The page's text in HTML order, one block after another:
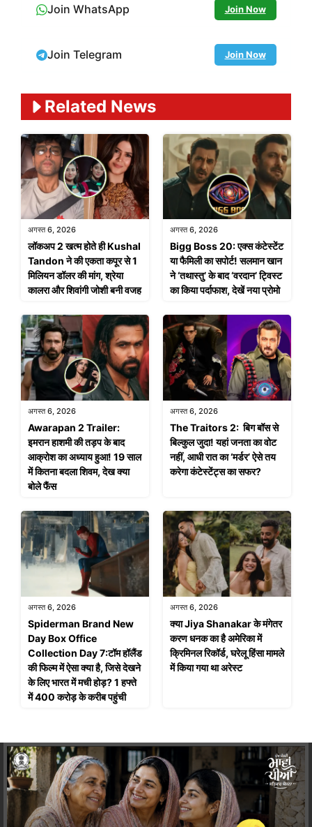
Join WhatsApp Join Now
Join Telegram Join Now
Related News
अगस्त 6, 2026
लॉकअप 2 खत्म होते ही Kushal
Tandon ने की एकता कपूर से 1
मिलियन डॉलर की मांग, श्रेया
कालरा और शिवांगी जोशी बनी वजह
अगस्त 6, 2026
Bigg Boss 20: एक्स कंटेस्टेंट
या फैमिली का सपोर्ट! सलमान खान
ने ‘तथास्तु’ के बाद ‘वरदान’ ट्विस्ट
का किया पर्दाफाश, देखें नया प्रोमो
अगस्त 6, 2026
Awarapan 2 Trailer:
इमरान हाशमी की तड़प के बाद
आक्रोश का अध्याय हुआ! 19 साल
में कितना बदला शिवम, देख क्या
बोले फैंस
अगस्त 6, 2026
The Traitors 2: बिग बॉस से
बिल्कुल जुदा! यहां जनता का वोट
नहीं, आधी रात का ‘मर्डर’ ऐसे तय
करेगा कंटेस्टेंट्स का सफर?
अगस्त 6, 2026
Spiderman Brand New
Day Box Office
Collection Day 7:टॉम हॉलैंड
की फिल्म में ऐसा क्या है, जिसे देखने
के लिए भारत में मची होड़? 1 हफ्ते
में 400 करोड़ के करीब पहुंची
अगस्त 6, 2026
क्या Jiya Shanakar के मंगेतर
करण धनक का है अमेरिका में
क्रिमिनल रिकॉर्ड, घरेलू हिंसा मामले
में किया गया था अरेस्ट